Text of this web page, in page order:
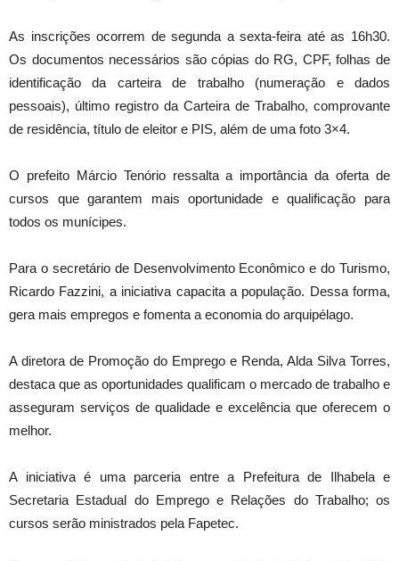
As inscrições ocorrem de segunda a sexta-feira até as 16h30.
Os documentos necessários são cópias do RG, CPF, folhas de
identificação da carteira de trabalho (numeração e dados
pessoais), último registro da Carteira de Trabalho, comprovante
de residência, título de eleitor e PIS, além de uma foto 3×4.
O prefeito Márcio Tenório ressalta a importância da oferta de
cursos que garantem mais oportunidade e qualificação para
todos os munícipes.
Para o secretário de Desenvolvimento Econômico e do Turismo,
Ricardo Fazzini, a iniciativa capacita a população. Dessa forma,
gera mais empregos e fomenta a economia do arquipélago.
A diretora de Promoção do Emprego e Renda, Alda Silva Torres,
destaca que as oportunidades qualificam o mercado de trabalho e
asseguram serviços de qualidade e excelência que oferecem o
melhor.
A iniciativa é uma parceria entre a Prefeitura de Ilhabela e
Secretaria Estadual do Emprego e Relações do Trabalho; os
cursos serão ministrados pela Fapetec.